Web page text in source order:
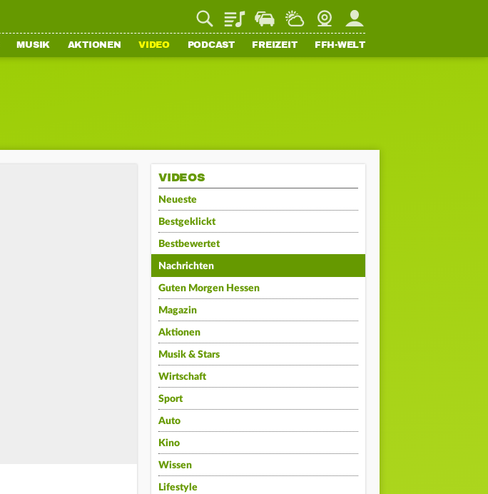
PlaylistStaupilotWetterWebcamMein FFH
MUSIK AKTIONEN VIDEO PODCAST FREIZEIT FFH-WELT
VIDEOS
Neueste
Bestgeklickt
Bestbewertet
Nachrichten
Guten Morgen Hessen
Magazin
Aktionen
Musik & Stars
Wirtschaft
Sport
Auto
Kino
Wissen
Lifestyle